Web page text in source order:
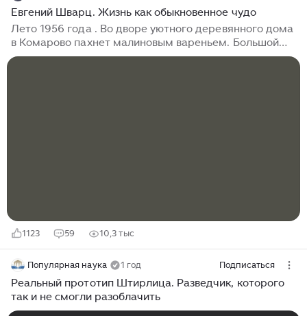
Евгений Шварц. Жизнь как обыкновенное чудо
Лето 1956 года . Во дворе уютного деревянного дома
в Комарово пахнет малиновым вареньем. Большой
рыжий кот развалился под раскидистым кустом
1123 59 10,3 тыс
Популярная наука 1 год Подписаться
Реальный прототип Штирлица. Разведчик, которого
так и не смогли разоблачить